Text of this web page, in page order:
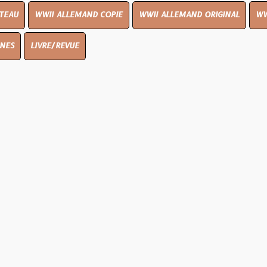
ALLEMAND COPIE WWII ALLEMAND ORIGINAL WWII UK